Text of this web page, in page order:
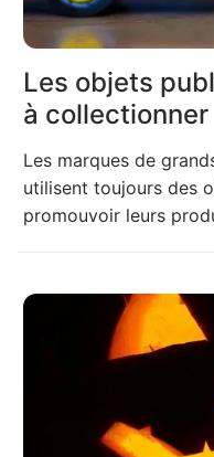
Les objets
à collectionner
Les marques de
utilisent toujours des
promouvoir leurs